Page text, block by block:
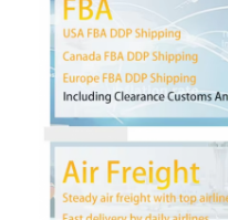
Ürünler
Hakkımızda
Kalite kontrol